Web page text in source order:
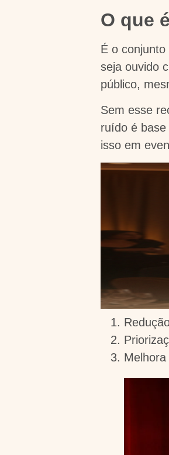
O que
É o
seja ouvido
público,
Sem esse
ruído é
isso em